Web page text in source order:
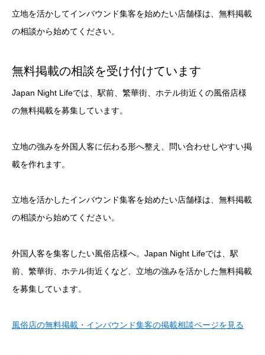
立地を活かしてインバウンド集客を始めたい店舗様は、無料掲載
の相談から始めてください。
無料掲載の相談を受け付けています
Japan Night Lifeでは、駅前、繁華街、ホテル街近くの風俗店様
の無料掲載を募集しています。
立地の強みを外国人客に伝わる形へ整え、問い合わせしやすい掲
載を作れます。
立地を活かしたインバウンド集客を始めたい店舗様は、無料掲載
の相談から始めてください。
外国人客を集客したい風俗店様へ。Japan Night Lifeでは、駅
前、繁華街、ホテル街近くなど、立地の強みを活かした無料掲載
を募集しています。
風俗店の無料掲載・インバウンド集客の掲載相談ページを見る